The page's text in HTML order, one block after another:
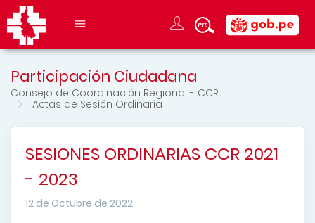
Participación Ciudadana
Consejo de Coordinación Regional - CCR
Actas de Sesión Ordinaria
SESIONES ORDINARIAS CCR 2021
- 2023
12 de Octubre de 2022